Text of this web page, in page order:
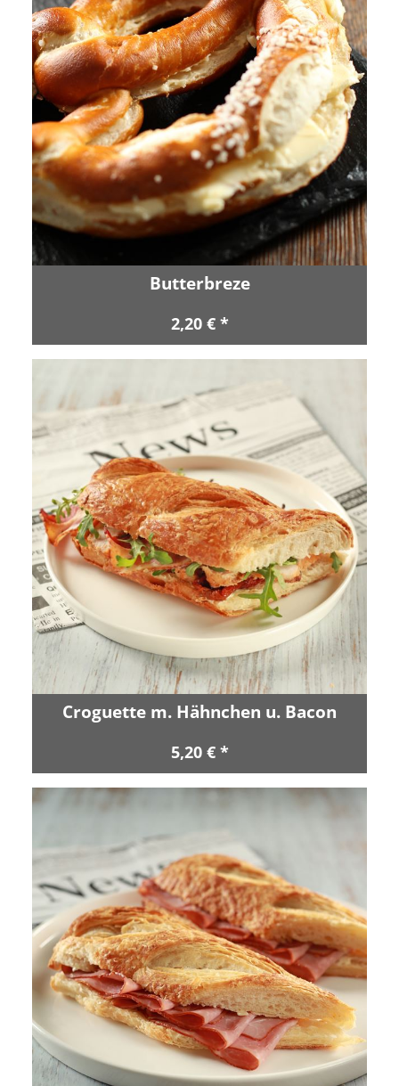
Butterbreze
2,20 € *
Croguette m. Hähnchen u. Bacon
5,20 € *